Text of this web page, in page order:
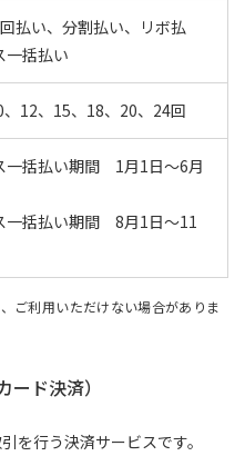
払い、分割払い、リボ払
一括払い
12、15、18、20、24回
一括払い期間 1月1日～6月
一括払い期間 8月1日～11
ご利用いただけない場合がありま
ド決済）
行う決済サービスです。